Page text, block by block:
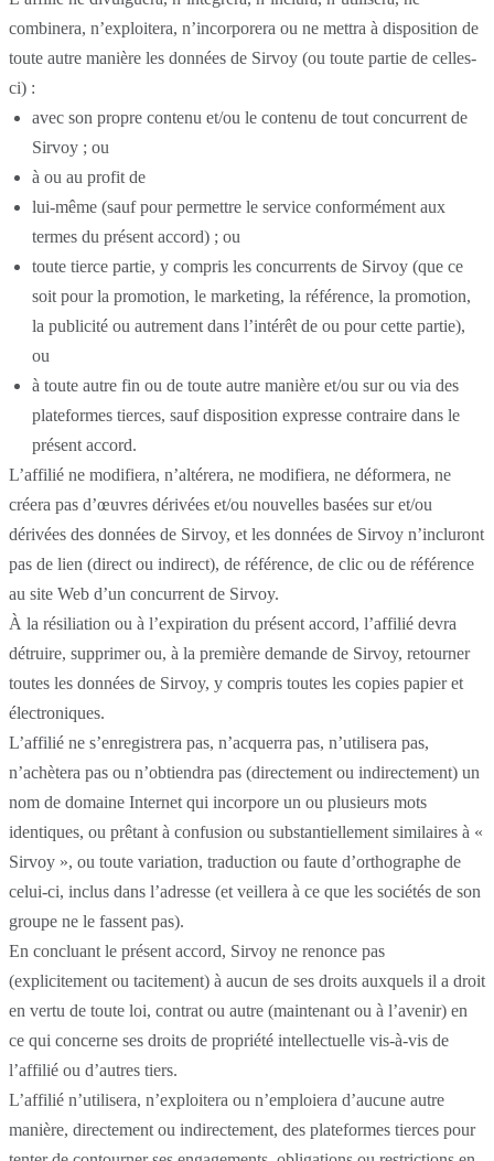
combinera, n’exploitera, n’incorporera ou ne mettra à disposition de
toute autre manière les données de Sirvoy (ou toute partie de celles-
ci) :
avec son propre contenu et/ou le contenu de tout concurrent de
Sirvoy ; ou
à ou au profit de
lui-même (sauf pour permettre le service conformément aux
termes du présent accord) ; ou
toute tierce partie, y compris les concurrents de Sirvoy (que ce
soit pour la promotion, le marketing, la référence, la promotion,
la publicité ou autrement dans l’intérêt de ou pour cette partie),
ou
à toute autre fin ou de toute autre manière et/ou sur ou via des
plateformes tierces, sauf disposition expresse contraire dans le
présent accord.
L’affilié ne modifiera, n’altérera, ne modifiera, ne déformera, ne
créera pas d’œuvres dérivées et/ou nouvelles basées sur et/ou
dérivées des données de Sirvoy, et les données de Sirvoy n’incluront
pas de lien (direct ou indirect), de référence, de clic ou de référence
au site Web d’un concurrent de Sirvoy.
À la résiliation ou à l’expiration du présent accord, l’affilié devra
détruire, supprimer ou, à la première demande de Sirvoy, retourner
toutes les données de Sirvoy, y compris toutes les copies papier et
électroniques.
L’affilié ne s’enregistrera pas, n’acquerra pas, n’utilisera pas,
n’achètera pas ou n’obtiendra pas (directement ou indirectement) un
nom de domaine Internet qui incorpore un ou plusieurs mots
identiques, ou prêtant à confusion ou substantiellement similaires à «
Sirvoy », ou toute variation, traduction ou faute d’orthographe de
celui-ci, inclus dans l’adresse (et veillera à ce que les sociétés de son
groupe ne le fassent pas).
En concluant le présent accord, Sirvoy ne renonce pas
(explicitement ou tacitement) à aucun de ses droits auxquels il a droit
en vertu de toute loi, contrat ou autre (maintenant ou à l’avenir) en
ce qui concerne ses droits de propriété intellectuelle vis-à-vis de
l’affilié ou d’autres tiers.
L’affilié n’utilisera, n’exploitera ou n’emploiera d’aucune autre
manière, directement ou indirectement, des plateformes tierces pour